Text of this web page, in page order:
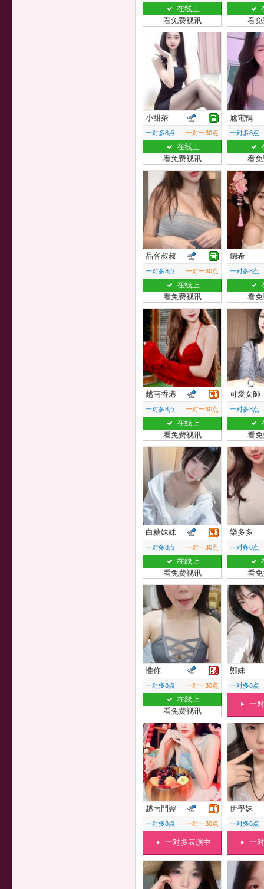
在线上
看免费视讯
看
小甜茶
一对多8点 一对一30点
在线上
看免费视讯
尬電鴨
一对多8点
看
品客叔叔
一对多8点 一对一30点
在线上
看免费视讯
錦希
一对多8点
看
越南香港
一对多8点 一对一30点
在线上
看免费视讯
可愛女師
一对多8点
看
白糖妹妹
一对多8点 一对一30点
在线上
看免费视讯
樂多多
一对多8点
看
惟你
一对多8点 一对一30点
在线上
看免费视讯
鄭妹
一对多8点
一
越南鬥譚
一对多8点 一对一30点
一对多表演中
伊學妹
一对多6点
一